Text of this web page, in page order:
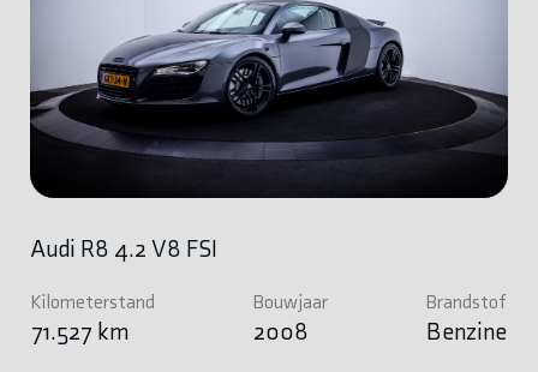
Audi R8 4.2 V8 FSI
Kilometerstand
71.527 km
Bouwjaar
2008
Brandstof
Benzine